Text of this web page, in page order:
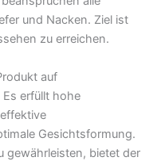
und Nacken. Ziel ist
zu erreichen.
auf
erfüllt hohe
Gesichtsformung.
gewährleisten, bietet der